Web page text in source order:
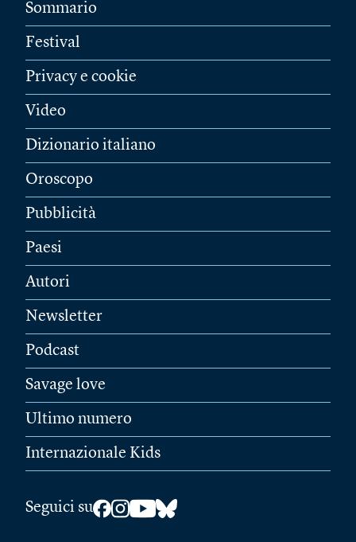
Sommario
Festival
Privacy e cookie
Video
Dizionario italiano
Oroscopo
Pubblicità
Paesi
Autori
Newsletter
Podcast
Savage love
Ultimo numero
Internazionale Kids
Seguici su